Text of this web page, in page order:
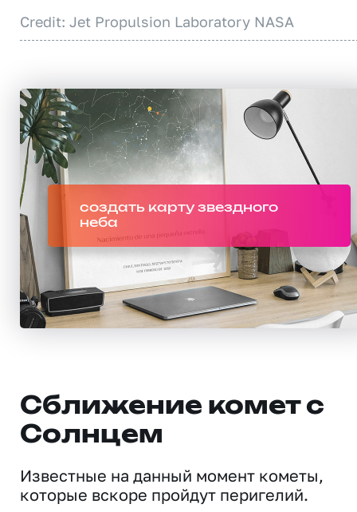
Credit: Jet Propulsion Laboratory NASA
создать карту звездного
неба
Сближение комет с
Солнцем
Известные на данный момент кометы,
которые вскоре пройдут перигелий.